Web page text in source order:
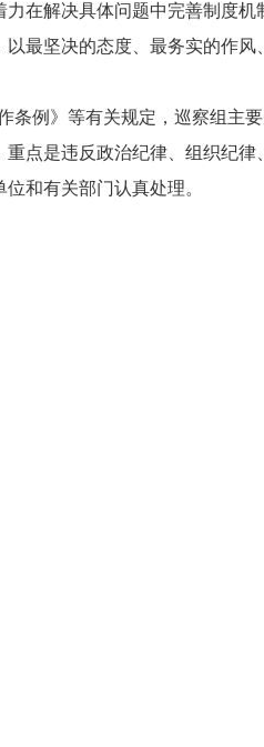
在解决具体问题中完善制度机
最坚决的态度、最务实的作风
条例》等有关规定，巡察组主
点是违反政治纪律、组织纪律
位和有关部门认真处理。